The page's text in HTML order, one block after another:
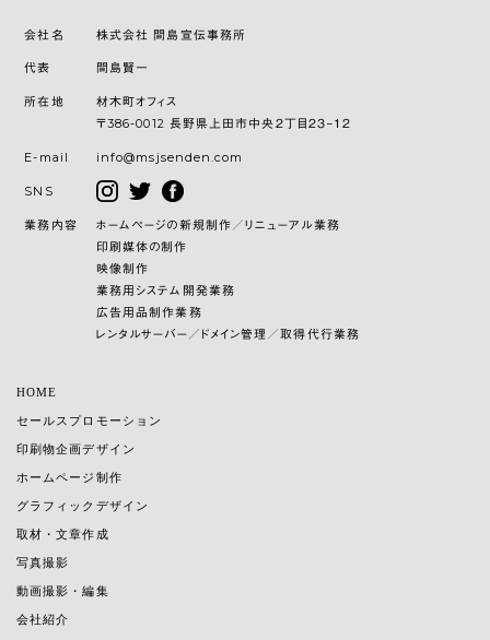
会社名 株式会社 間島宣伝事務所
代表 間島賢一
所在地
材木町オフィス
〒386-0012 長野県上田市中央２丁目２３−１２
E-mail info@msjsenden.com
SNS
業務内容
ホームページの新規制作／リニューアル業務
印刷媒体の制作
映像制作
業務用システム開発業務
広告用品制作業務
レンタルサーバー／ドメイン管理／取得代行業務
HOME
セールスプロモーション
印刷物企画デザイン
ホームページ制作
グラフィックデザイン
取材・文章作成
写真撮影
動画撮影・編集
会社紹介